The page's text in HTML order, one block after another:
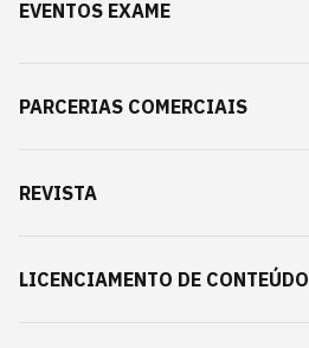
EVENTOS EXAME
PARCERIAS COMERCIAIS
REVISTA
LICENCIAMENTO DE CONTEÚDO